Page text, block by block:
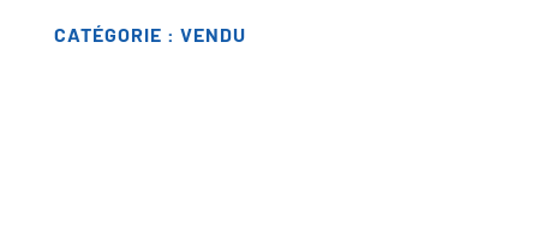
CATÉGORIE : VENDU